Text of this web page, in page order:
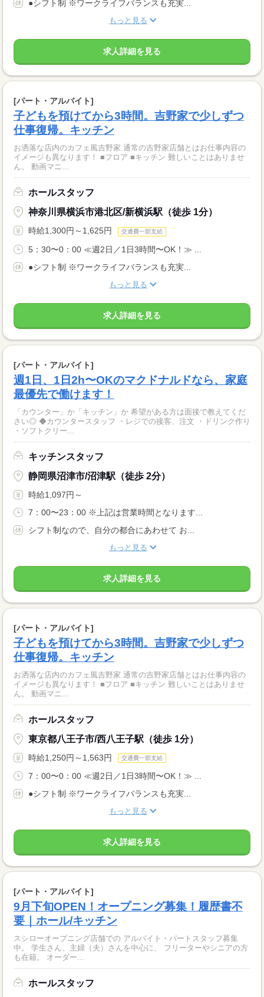
●シフト制 ※ワークライフバランスも充実...
もっと見る
求人詳細を見る
[パート・アルバイト]
子どもを預けてから3時間。吉野家で少しずつ
仕事復帰。キッチン
お洒落な店内のカフェ風吉野家 通常の吉野家店舗とはお仕事内容の
イメージも異なります！ ■フロア ■キッチン 難しいことはありませ
ん。 動画マニ...
ホールスタッフ
神奈川県横浜市港北区/新横浜駅（徒歩 1分）
時給1,300円～1,625円 交通費一部支給
5：30〜0：00 ≪週2日／1日3時間〜OK！≫ ...
●シフト制 ※ワークライフバランスも充実...
もっと見る
求人詳細を見る
[パート・アルバイト]
週1日、1日2h〜OKのマクドナルドなら、家庭
最優先で働けます！
「カウンター」か「キッチン」か 希望がある方は面接で教えてくだ
さい◎ ◆カウンタースタッフ ・レジでの接客、注文 ・ドリンク作り
・ソフトクリー...
キッチンスタッフ
静岡県沼津市/沼津駅（徒歩 2分）
時給1,097円～
7：00〜23：00 ※上記は営業時間となります...
シフト制なので、自分の都合にあわせて お...
もっと見る
求人詳細を見る
[パート・アルバイト]
子どもを預けてから3時間。吉野家で少しずつ
仕事復帰。キッチン
お洒落な店内のカフェ風吉野家 通常の吉野家店舗とはお仕事内容の
イメージも異なります！ ■フロア ■キッチン 難しいことはありませ
ん。 動画マニ...
ホールスタッフ
東京都八王子市/西八王子駅（徒歩 1分）
時給1,250円～1,563円 交通費一部支給
7：00〜0：00 ≪週2日／1日3時間〜OK！≫ ...
●シフト制 ※ワークライフバランスも充実...
もっと見る
求人詳細を見る
[パート・アルバイト]
9月下旬OPEN！オープニング募集！履歴書不
要｜ホール/キッチン
スシローオープニング店舗での アルバイト・パートスタッフ募集
中。 学生さん、主婦（夫）さんを中心に、 フリーターやシニアの方
も在籍。 オーダー...
ホールスタッフ